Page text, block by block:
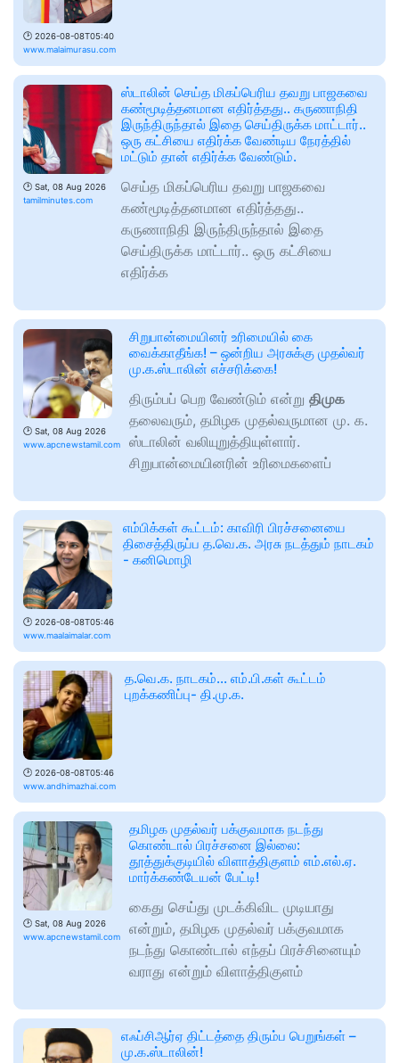
🕑 2026-08-08T05:40
www.malaimurasu.com
🕑 Sat, 08 Aug 2026
tamilminutes.com
ஸ்டாலின் செய்த மிகப்பெரிய தவறு பாஜகவை
கண்மூடித்தனமான எதிர்த்தது.. கருணாநிதி
இருந்திருந்தால் இதை செய்திருக்க மாட்டார்..
ஒரு கட்சியை எதிர்க்க வேண்டிய நேரத்தில்
மட்டும் தான் எதிர்க்க வேண்டும்.
செய்த மிகப்பெரிய தவறு பாஜகவை
கண்மூடித்தனமான எதிர்த்தது..
கருணாநிதி இருந்திருந்தால் இதை
செய்திருக்க மாட்டார்.. ஒரு கட்சியை
எதிர்க்க
🕑 Sat, 08 Aug 2026
www.apcnewstamil.com
சிறுபான்மையினர் உரிமையில் கை
வைக்காதீங்க! – ஒன்றிய அரசுக்கு முதல்வர்
மு.க.ஸ்டாலின் எச்சரிக்கை!
திரும்பப் பெற வேண்டும் என்று திமுக
தலைவரும், தமிழக முதல்வருமான மு. க.
ஸ்டாலின் வலியுறுத்தியுள்ளார்.
சிறுபான்மையினரின் உரிமைகளைப்
🕑 2026-08-08T05:46
www.maalaimalar.com
எம்பிக்கள் கூட்டம்: காவிரி பிரச்சனையை
திசைத்திருப்ப த.வெ.க. அரசு நடத்தும் நாடகம்
- கனிமொழி
🕑 2026-08-08T05:46
www.andhimazhai.com
த.வெ.க. நாடகம்... எம்.பி.கள் கூட்டம்
புறக்கணிப்பு- தி.மு.க.
🕑 Sat, 08 Aug 2026
www.apcnewstamil.com
தமிழக முதல்வர் பக்குவமாக நடந்து
கொண்டால் பிரச்சனை இல்லை:
தூத்துக்குடியில் விளாத்திகுளம் எம்.எல்.ஏ.
மார்க்கண்டேயன் பேட்டி!
கைது செய்து முடக்கிவிட முடியாது
என்றும், தமிழக முதல்வர் பக்குவமாக
நடந்து கொண்டால் எந்தப் பிரச்சினையும்
வராது என்றும் விளாத்திகுளம்
எஃப்சிஆர்ஏ திட்டத்தை திரும்ப பெறுங்கள் –
மு.க.ஸ்டாலின்!